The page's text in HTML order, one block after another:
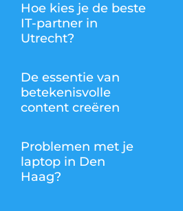
Hoe kies je de beste
IT-partner in
Utrecht?
De essentie van
betekenisvolle
content creëren
Problemen met je
laptop in Den
Haag?